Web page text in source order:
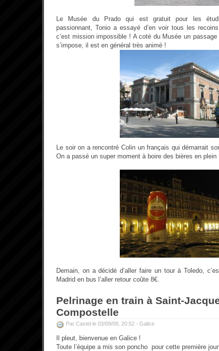
Le Musée du Prado qui est gratuit pour les
passionnant, Tonio a essayé d’en voir tous les
c’est mission impossible ! A coté du Musée un passage
s’impose, il est en général très animé !
Le soir on a rencontré Colin un français qui démarrait
On a passé un super moment à boire des bières en
Demain, on a décidé d’aller faire un tour à Toledo,
Madrid en bus l’aller retour coûte 8€.
Pelrinage en train à Saint-
Compostelle
Par Castel le 03/09/08, 20:52 - Galice
Il pleut, bienvenue en Galice !
Toute l’équipe a mis son poncho pour cette première